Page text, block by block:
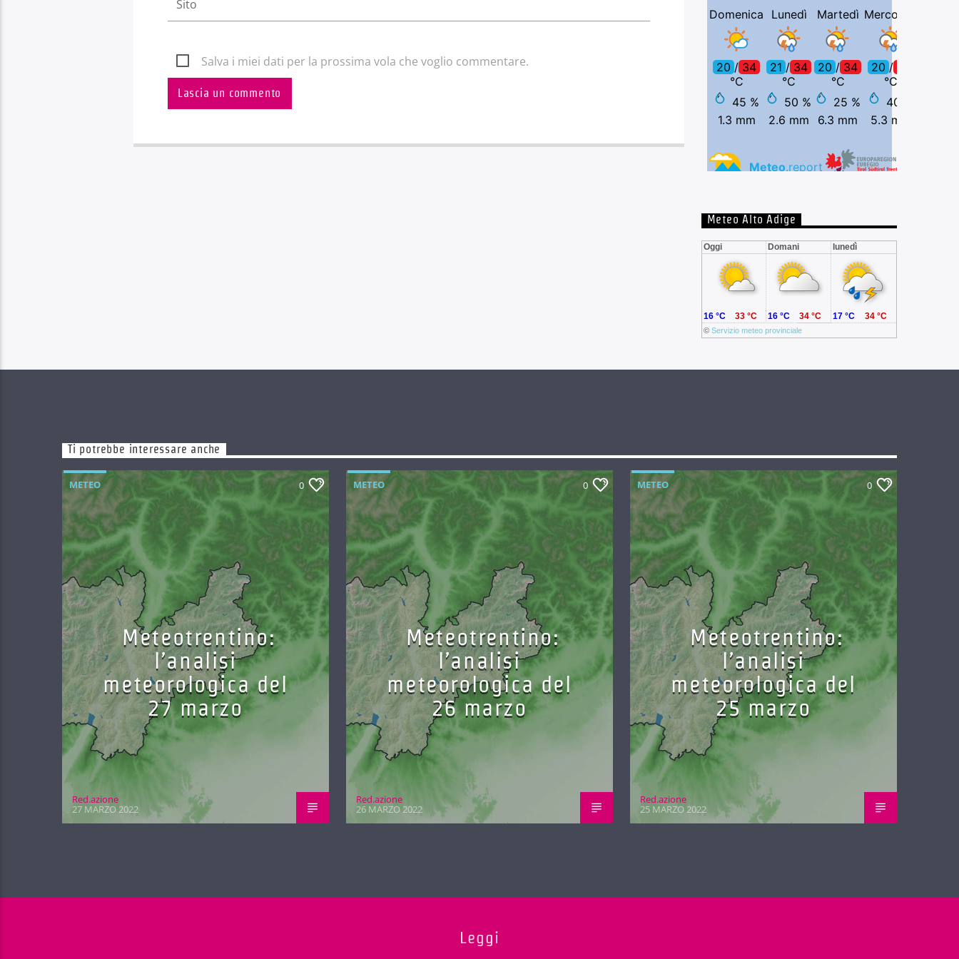
Salva i miei dati per la prossima vola che voglio commentare.
Meteo Alto Adige
Oggi Domani lunedì
© Servizio meteo provinciale
16 °C 33 °C 16 °C 34 °C 17 °C 34 °C
Ti potrebbe interessare anche
METEO 0
Meteotrentino:
l’analisi
meteorologica del
27 marzo
Red.azione
27 MARZO 2022
METEO 0
Meteotrentino:
l’analisi
meteorologica del
26 marzo
Red.azione
26 MARZO 2022
METEO 0
Meteotrentino:
l’analisi
meteorologica del
25 marzo
Red.azione
25 MARZO 2022
Leggi